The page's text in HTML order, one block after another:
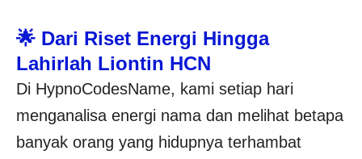
🌟 Dari Riset Energi Hingga
Lahirlah Liontin HCN
Di HypnoCodesName, kami setiap hari
menganalisa energi nama dan melihat betapa
banyak orang yang hidupnya terhambat